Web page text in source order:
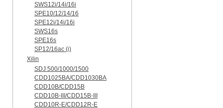
SWS12i/14i/16i
SPE10/12/14/16
SPE12i/14i/16i
SWS16s
SPE16s
SP12/16ac (i)
Xilin
SDJ 500/1000/1500
CDD1025BA/CDD1030BA
CDD10B/CDD15B
CDD10B-III/CDD15B-III
CDD10R-E/CDD12R-E